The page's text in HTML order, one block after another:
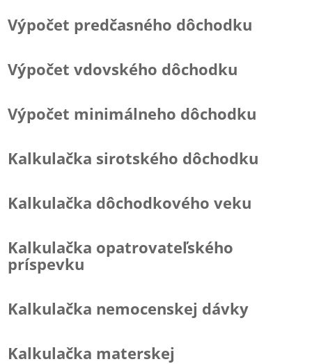
Výpočet predčasného dôchodku
Výpočet vdovského dôchodku
Výpočet minimálneho dôchodku
Kalkulačka sirotského dôchodku
Kalkulačka dôchodkového veku
Kalkulačka opatrovateľského
príspevku
Kalkulačka nemocenskej dávky
Kalkulačka materskej